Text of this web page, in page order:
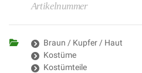
Artikelnummer
Braun / Kupfer / Haut
Kostüme
Kostümteile